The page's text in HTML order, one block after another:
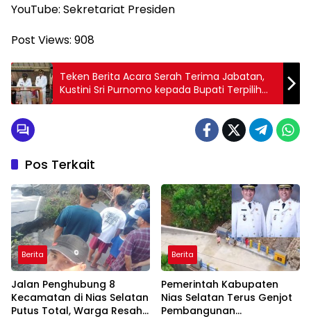
YouTube: Sekretariat Presiden
Post Views: 908
Teken Berita Acara Serah Terima Jabatan,
Kustini Sri Purnomo kepada Bupati Terpilih
Sleman Periode 2025-2030
Pos Terkait
Berita
Jalan Penghubung 8
Kecamatan di Nias Selatan
Putus Total, Warga Resah
Berita
Pemerintah Kabupaten
Nias Selatan Terus Genjot
Pembangunan